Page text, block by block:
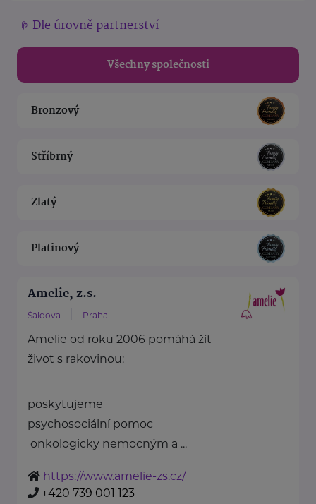
Dle úrovně partnerství
Všechny společnosti
Bronzový
Stříbrný
Zlatý
Platinový
Amelie, z.s.
Šaldova Praha
Amelie od roku 2006 pomáhá žít
život s rakovinou:
poskytujeme
psychosociální pomoc
onkologicky nemocným a ...
https://www.amelie-zs.cz/
+420 739 001 123